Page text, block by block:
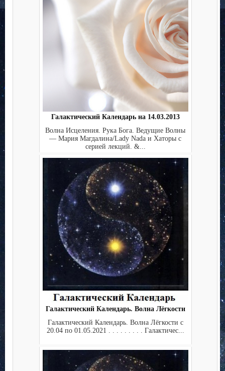
Галактический Календарь на 14.03.2013
Волна Исцеления. Рука Бога. Ведущие Волны
— Мария Магдалина/Lady Nada и Хаторы с
серией лекций. &...
Галактический Календарь. Волна Лёгкости
Галактический Календарь. Волна Лёгкости с
20.04 по 01.05.2021 . . . . . . . . . Галактичес...